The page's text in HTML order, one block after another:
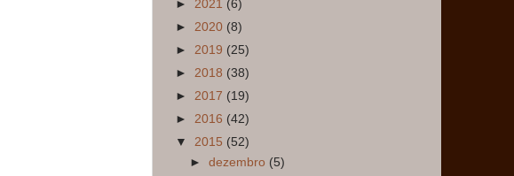
► 2021 (6)
► 2020 (8)
► 2019 (25)
► 2018 (38)
► 2017 (19)
► 2016 (42)
▼ 2015 (52)
►dezembro (5)